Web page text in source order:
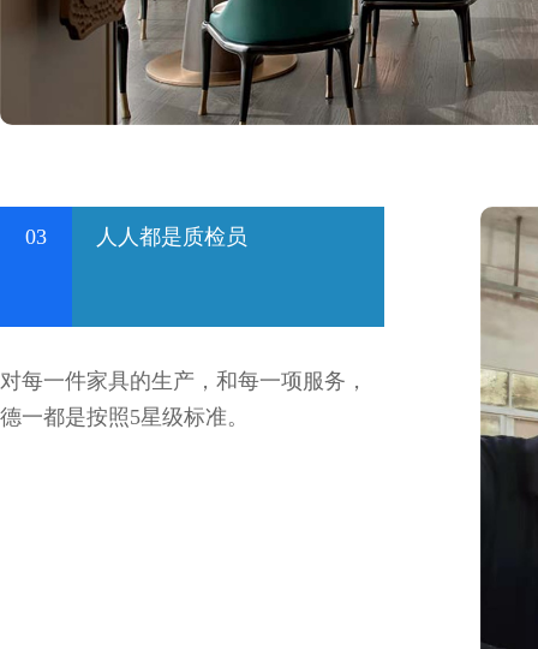
03 人人都是质检员
对每一件家具的生产，和每一项服务，
德一都是按照5星级标准。